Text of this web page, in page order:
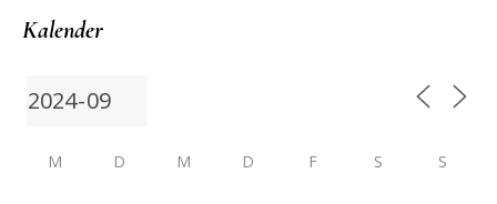
Kalender
M D M D F S S